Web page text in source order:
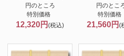
円のところ
特別価格
12,320円(税込)
円のとこ
特別価格
21,560円(